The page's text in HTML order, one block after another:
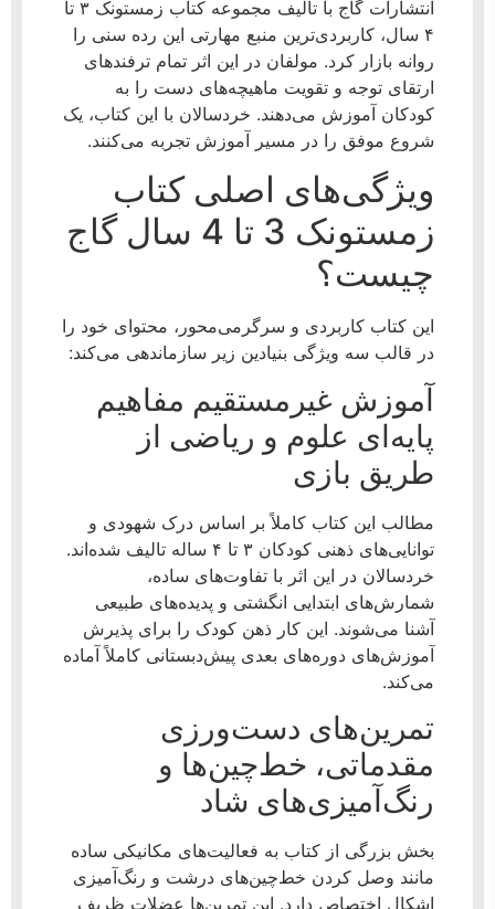
انتشارات گاج با تالیف مجموعه کتاب زمستونک ۳ تا
۴ سال، کاربردی‌ترین منبع مهارتی این رده سنی را
روانه بازار کرد. مولفان در این اثر تمام ترفندهای
ارتقای توجه و تقویت ماهیچه‌های دست را به
کودکان آموزش می‌دهند. خردسالان با این کتاب، یک
شروع موفق را در مسیر آموزش تجربه می‌کنند.
ویژگی‌های اصلی کتاب
زمستونک 3 تا 4 سال گاج
چیست؟
این کتاب کاربردی و سرگرمی‌محور، محتوای خود را
در قالب سه ویژگی بنیادین زیر سازماندهی می‌کند:
آموزش غیرمستقیم مفاهیم
پایه‌ای علوم و ریاضی از
طریق بازی
مطالب این کتاب کاملاً بر اساس درک شهودی و
توانایی‌های ذهنی کودکان ۳ تا ۴ ساله تالیف شده‌اند.
خردسالان در این اثر با تفاوت‌های ساده،
شمارش‌های ابتدایی انگشتی و پدیده‌های طبیعی
آشنا می‌شوند. این کار ذهن کودک را برای پذیرش
آموزش‌های دوره‌های بعدی پیش‌دبستانی کاملاً آماده
می‌کند.
تمرین‌های دست‌ورزی
مقدماتی، خط‌چین‌ها و
رنگ‌آمیزی‌های شاد
بخش بزرگی از کتاب به فعالیت‌های مکانیکی ساده
مانند وصل کردن خط‌چین‌های درشت و رنگ‌آمیزی
اشکال اختصاص دارد. این تمرین‌ها عضلات ظریف